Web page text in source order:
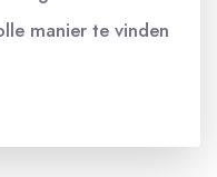
manier te vinden